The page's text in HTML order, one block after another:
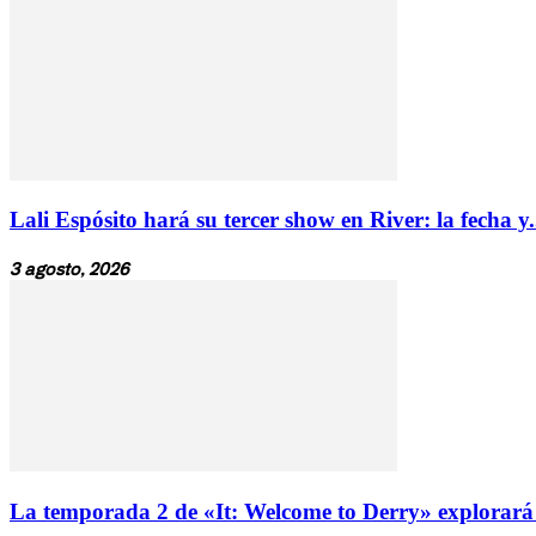
Lali Espósito hará su tercer show en River: la fecha
3 agosto, 2026
La temporada 2 de «It: Welcome to Derry»